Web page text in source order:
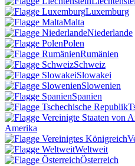
Luxemburg
Malta
Niederlande
Polen
Rumänien
Schweiz
Slowakei
Slowenien
Spanien
Amerika
Weltweit
Österreich